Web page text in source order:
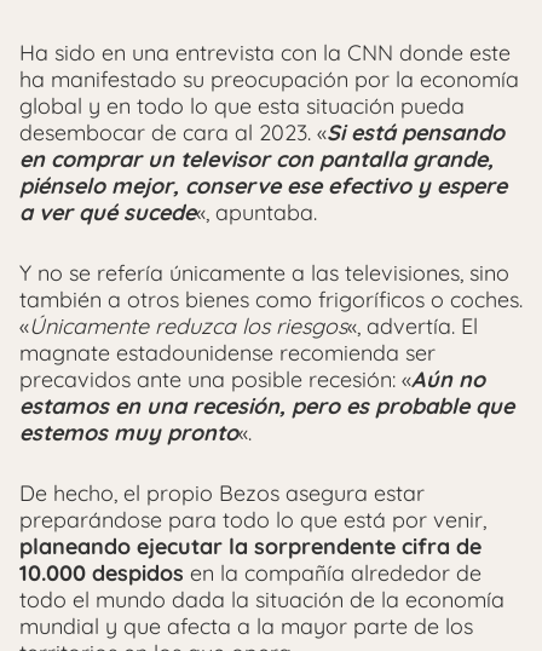
Ha sido en una entrevista con la CNN donde este
ha manifestado su preocupación por la economía
global y en todo lo que esta situación pueda
desembocar de cara al 2023. «Si está pensando
en comprar un televisor con pantalla grande,
piénselo mejor, conserve ese efectivo y espere
a ver qué sucede«, apuntaba.
Y no se refería únicamente a las televisiones, sino
también a otros bienes como frigoríficos o coches.
«Únicamente reduzca los riesgos«, advertía. El
magnate estadounidense recomienda ser
precavidos ante una posible recesión: «Aún no
estamos en una recesión, pero es probable que
estemos muy pronto«.
De hecho, el propio Bezos asegura estar
preparándose para todo lo que está por venir,
planeando ejecutar la sorprendente cifra de
10.000 despidos en la compañía alrededor de
todo el mundo dada la situación de la economía
mundial y que afecta a la mayor parte de los